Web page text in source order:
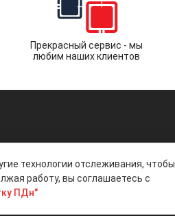
Прекрасный сервис - мы
любим наших клиентов
технологии отслеживания, чтобы
работу, вы соглашаетесь с
ПДн"